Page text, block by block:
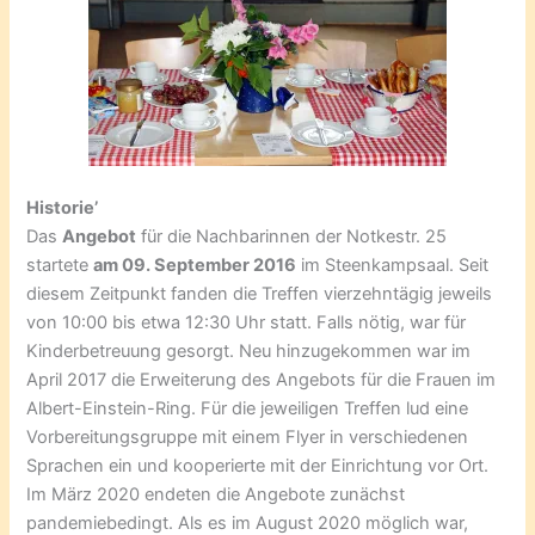
Historie’
DasAngebot für die Nachbarinnen der Notkestr. 25
starteteam 09. September 2016 im Steenkampsaal. Seit
diesem Zeitpunkt fanden die Treffen vierzehntägig jeweils
von 10:00 bis etwa 12:30 Uhr statt. Falls nötig, war für
Kinderbetreuung gesorgt. Neu hinzugekommen war im
April 2017 die Erweiterung des Angebots für die Frauen im
Albert-Einstein-Ring. Für die jeweiligen Treffen lud eine
Vorbereitungsgruppe mit einem Flyer in verschiedenen
Sprachen ein und kooperierte mit der Einrichtung vor Ort.
Im März 2020 endeten die Angebote zunächst
pandemiebedingt. Als es im August 2020 möglich war,